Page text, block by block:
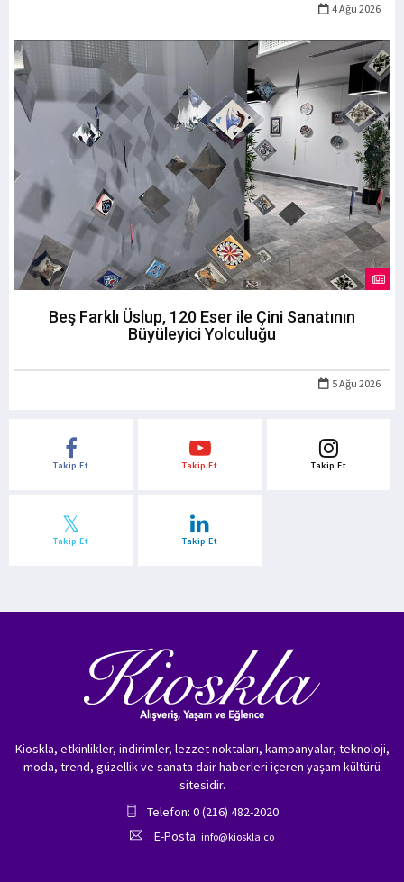
4 Ağu 2026
Beş Farklı Üslup, 120 Eser ile Çini Sanatının
Büyüleyici Yolculuğu
5 Ağu 2026
Takip Et Takip Et Takip Et
Takip Et Takip Et
Kioskla, etkinlikler, indirimler, lezzet noktaları, kampanyalar, teknoloji,
moda, trend, güzellik ve sanata dair haberleri içeren yaşam kültürü
sitesidir.
Telefon: 0 (216) 482-2020
E-Posta: info@kioskla.co